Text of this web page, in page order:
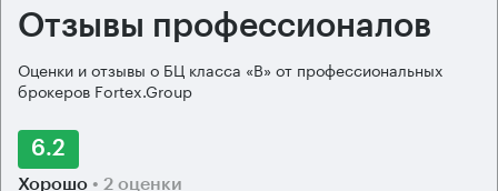
Отзывы профессионалов
Оценки и отзывы о БЦ класса «B» от профессиональных
брокеров Fortex.Group
6.2
Хорошо • 2 оценки